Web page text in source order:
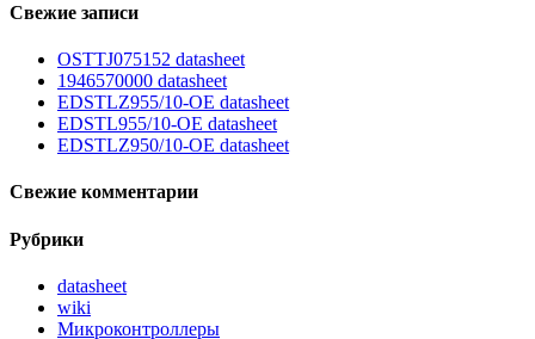
Свежие записи
OSTTJ075152 datasheet
1946570000 datasheet
EDSTLZ955/10-OE datasheet
EDSTL955/10-OE datasheet
EDSTLZ950/10-OE datasheet
Свежие комментарии
Рубрики
datasheet
wiki
Микроконтроллеры